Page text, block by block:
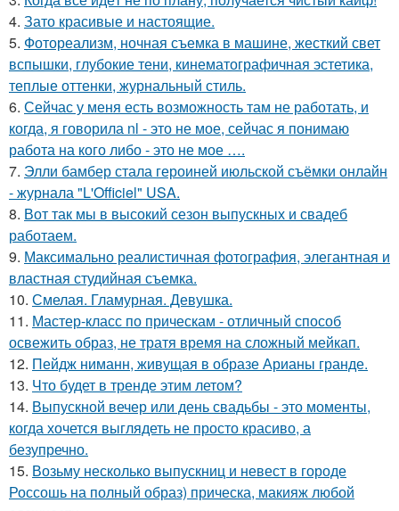
4. Зато красивые и настоящие.
5. Фотореализм, ночная съемка в машине, жесткий свет
вспышки, глубокие тени, кинематографичная эстетика,
теплые оттенки, журнальный стиль.
6. Сейчас у меня есть возможность там не работать, и
когда, я говорила nl - это не мое, сейчас я понимаю
работа на кого либо - это не мое ….
7. Элли бамбер стала героиней июльской съёмки онлайн
- журнала "L'Officiel" USA.
8. Вот так мы в высокий сезон выпускных и свадеб
работаем.
9. Максимально реалистичная фотография, элегантная и
властная студийная съемка.
10. Смелая. Гламурная. Девушка.
11. Мастер-класс по прическам - отличный способ
освежить образ, не тратя время на сложный мейкап.
12. Пейдж ниманн, живущая в образе Арианы гранде.
13. Что будет в тренде этим летом?
14. Выпускной вечер или день свадьбы - это моменты,
когда хочется выглядеть не просто красиво, а
безупречно.
15. Возьму несколько выпускниц и невест в городе
Россошь на полный образ) прическа, макияж любой